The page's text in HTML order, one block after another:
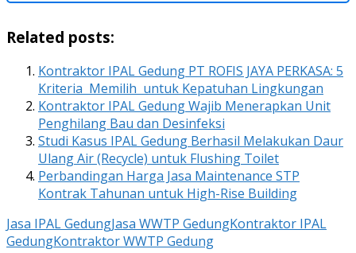
Related posts:
Kontraktor IPAL Gedung PT ROFIS JAYA PERKASA: 5
Kriteria Memilih untuk Kepatuhan Lingkungan
Kontraktor IPAL Gedung Wajib Menerapkan Unit
Penghilang Bau dan Desinfeksi
Studi Kasus IPAL Gedung Berhasil Melakukan Daur
Ulang Air (Recycle) untuk Flushing Toilet
Perbandingan Harga Jasa Maintenance STP
Kontrak Tahunan untuk High-Rise Building
Jasa IPAL GedungJasa WWTP GedungKontraktor IPAL
GedungKontraktor WWTP Gedung